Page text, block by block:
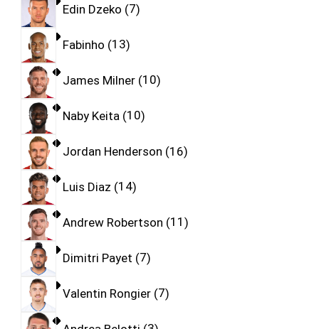
Edin Dzeko 7
Fabinho 13
James Milner 10
Naby Keita 10
Jordan Henderson 16
Luis Diaz 14
Andrew Robertson 11
Dimitri Payet 7
Valentin Rongier 7